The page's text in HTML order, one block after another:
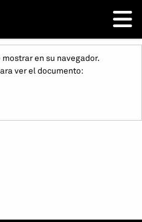
en su navegador.
ver el documento: